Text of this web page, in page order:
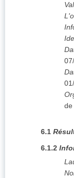
de
6.1
6.1.2